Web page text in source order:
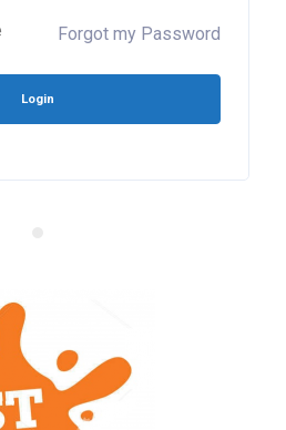
Forgot my Password
Login